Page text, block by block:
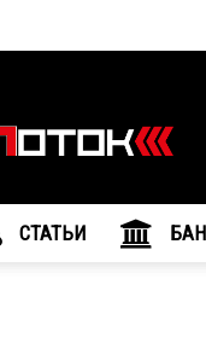
агентство
"МедиаПоток"
CТАТЬИ